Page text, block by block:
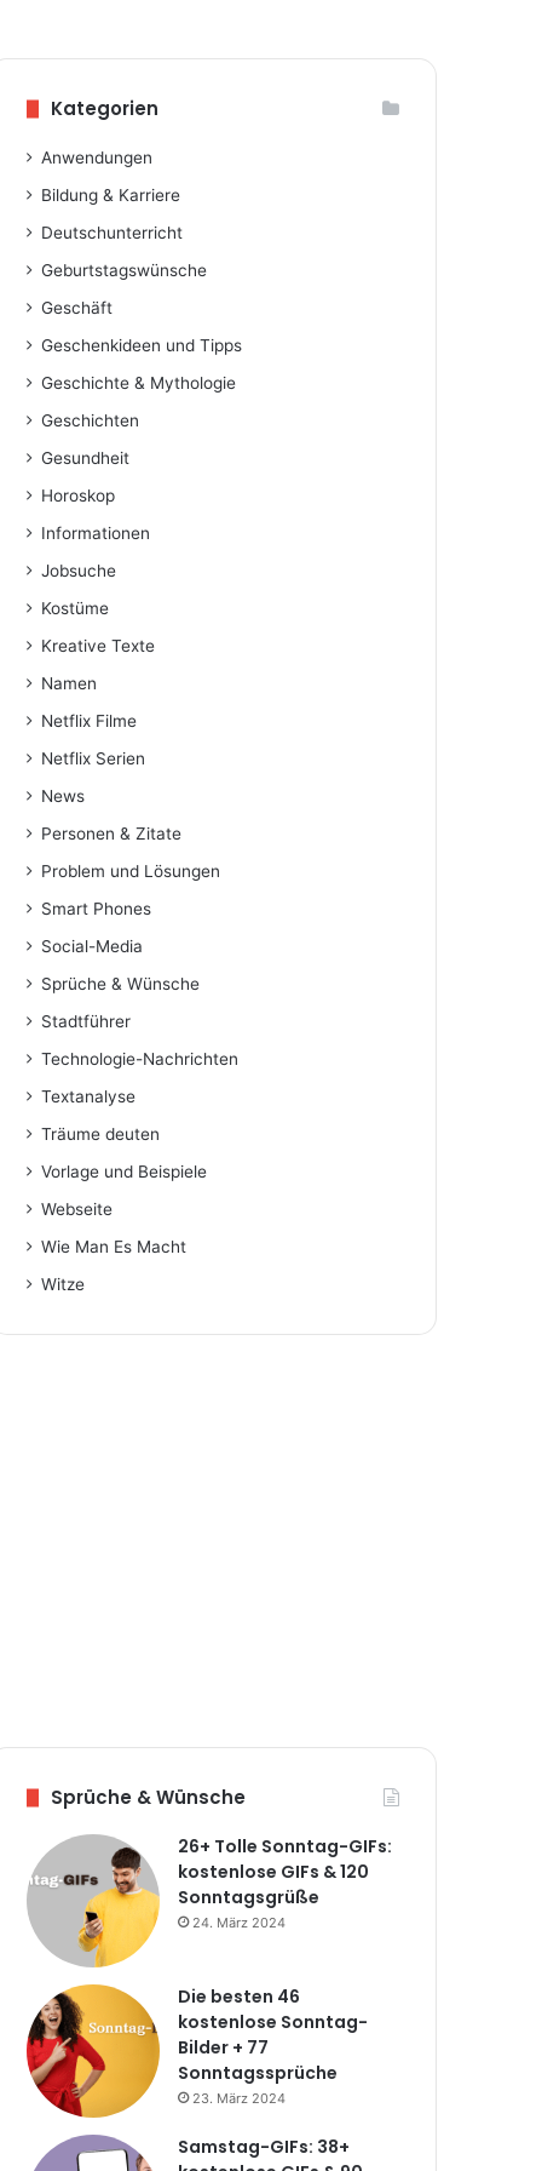
Huawei-CEO erbittet
Telefonat mit US-Präsident
Biden
Kategorien
Anwendungen
Bildung & Karriere
Deutschunterricht
Geburtstagswünsche
Geschäft
Geschenkideen und Tipps
Geschichte & Mythologie
Geschichten
Gesundheit
Horoskop
Informationen
Jobsuche
Kostüme
Kreative Texte
Namen
Netflix Filme
Netflix Serien
News
Personen & Zitate
Problem und Lösungen
Smart Phones
Social-Media
Sprüche & Wünsche
Stadtführer
Technologie-Nachrichten
Textanalyse
Träume deuten
Vorlage und Beispiele
Webseite
Wie Man Es Macht
Witze
Sprüche & Wünsche
26+ Tolle Sonntag-GIFs:
kostenlose GIFs & 120
Sonntagsgrüße
24. März 2024
Die besten 46
kostenlose Sonntag-
Bilder + 77
Sonntagssprüche
23. März 2024
Samstag-GIFs: 38+